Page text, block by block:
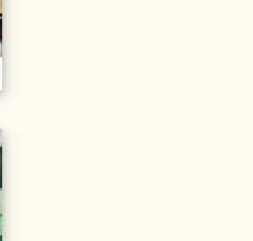
20211206校內語文競賽